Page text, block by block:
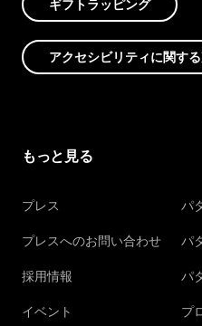
ギフトラッピング
アクセシビリティに関す
もっと見る
プレス
プレスへのお問い合わせ
採用情報
イベント
パ
パ
パ
プ